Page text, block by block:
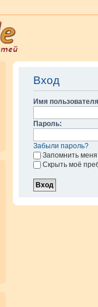
Вход
Имя
Пароль:
Забыли пароль?
Запомнить меня
Скрыть моё